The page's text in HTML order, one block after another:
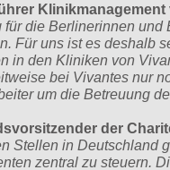
die Berlinerinnen
Für uns ist es deshalb
in den Kliniken von
bei Vivantes nur
um die Betreuung
der
Stellen in Deutschland
zentral zu steuern.